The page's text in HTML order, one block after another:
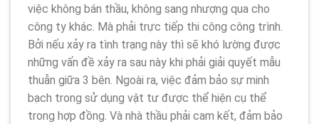
việc không bán thầu, không sang nhượng qua cho
công ty khác. Mà phải trực tiếp thi công công trình.
Bởi nếu xảy ra tình trạng này thì sẽ khó lường được
những vấn đề xảy ra sau này khi phải giải quyết mẫu
thuẫn giữa 3 bên. Ngoài ra, việc đảm bảo sự minh
bạch trong sử dụng vật tư được thể hiện cụ thể
trong hợp đồng. Và nhà thầu phải cam kết, đảm bảo